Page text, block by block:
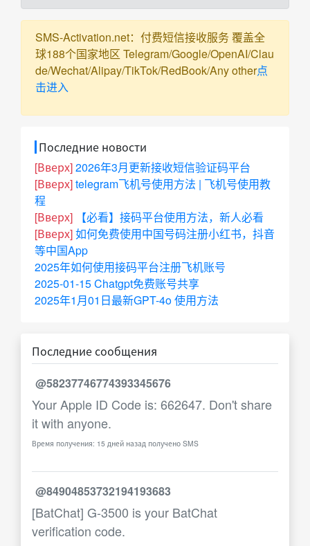
SMS-Activation.net：付费短信接收服务 覆盖全
球188个国家地区 Telegram/Google/OpenAI/Clau
de/Wechat/Alipay/TikTok/RedBook/Any other点
击进入
Последние новости
[Вверх]2026年3月更新接收短信验证码平台
[Вверх]telegram飞机号使用方法 | 飞机号使用教
程
[Вверх]
【必看】接码平台使用方法，新人必看
[Вверх]如何免费使用中国号码注册小红书，抖音
等中国App
2025年如何使用接码平台注册飞机账号
2025-01-15 Chatgpt免费账号共享
2025年1月01日最新GPT-4o 使用方法
Последние сообщения
@58237746774393345676
Your Apple ID Code is: 662647. Don't share
it with anyone.
Время получения: 15 дней назад получено SMS
@84904853732194193683
[BatChat] G-3500 is your BatChat
verification code.